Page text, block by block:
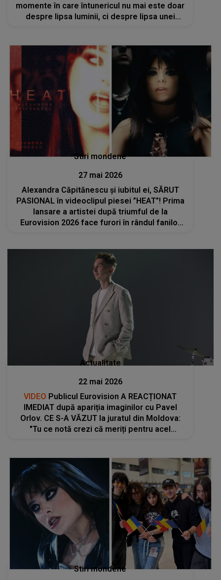
momente în care întunericul nu mai este doar
despre lipsa luminii, ci despre lipsa unei
Stiri mondene
27 mai 2026
Alexandra Căpitănescu și iubitul ei, SĂRUT
PASIONAL în videoclipul piesei ”HEAT”! Prima
lansare a artistei după triumful de la
Eurovision 2026 face furori în rândul fanilor
Actualitate
22 mai 2026
VIDEO Publicul Eurovision A REACȚIONAT
IMEDIAT după apariția imaginilor cu Pavel
Orlov. CE S-A VĂZUT la juratul din Moldova:
"Tu ce notă crezi că meriți pentru acel
Stiri mondene